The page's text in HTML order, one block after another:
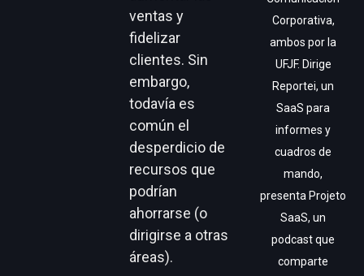
ventas y
fidelizar
clientes. Sin
embargo,
todavía es
común el
desperdicio de
recursos que
podrían
ahorrarse (o
dirigirse a otras
áreas).
Corporativa,
ambos por la
UFJF. Dirige
Reportei, un
SaaS para
informes y
cuadros de
mando,
presenta Projeto
SaaS, un
podcast que
comparte